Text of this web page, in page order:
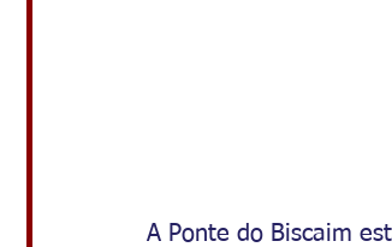
A Ponte do Biscaim